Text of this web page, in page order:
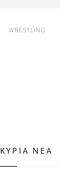
WRESTLING
ΚΥΡΙΑ ΝΕΑ